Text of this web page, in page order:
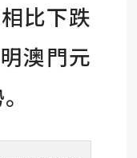
比下跌
澳門元